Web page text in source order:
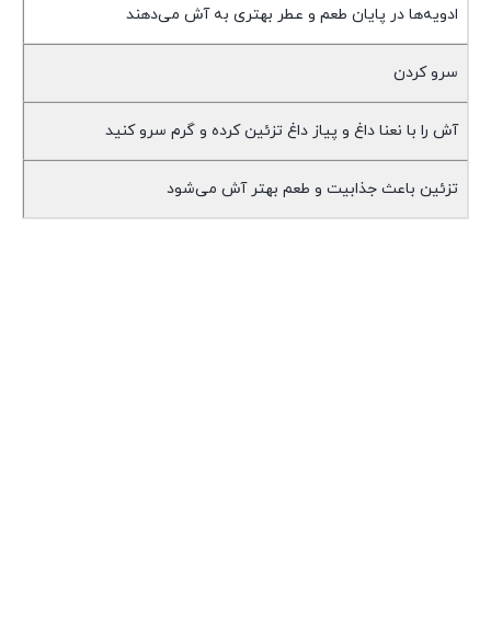
ادویه‌ها در پایان طعم و عطر بهتری به آش می‌دهند
سرو کردن
آش را با نعنا داغ و پیاز داغ تزئین کرده و گرم سرو کنید
تزئین باعث جذابیت و طعم بهتر آش می‌شود